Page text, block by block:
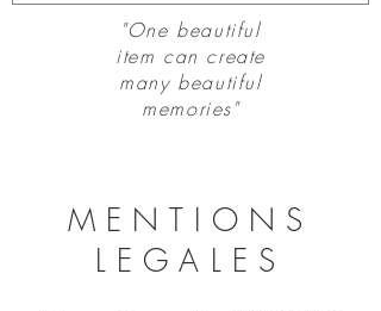
"One beautiful
item can create
many beautiful
memories"
MENTIONS
LEGALES